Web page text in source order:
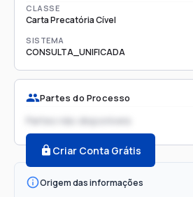
CLASSE
Carta Precatória Cível
SISTEMA
CONSULTA_UNIFICADA
Partes do Processo
Partes não disponíveis
Criar Conta Grátis
Origem das informações